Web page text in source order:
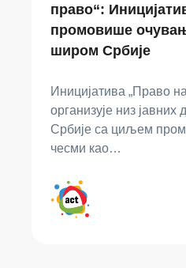
право“:
промовише
широм Србије
Иницијатива „Право
организује низ јавних
Србије са циљем
чесми као…